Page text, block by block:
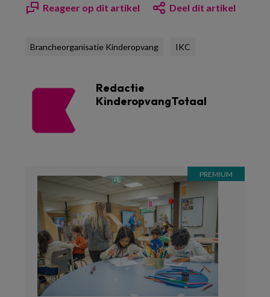
Reageer op dit artikel Deel dit artikel
Brancheorganisatie Kinderopvang IKC
Redactie
KinderopvangTotaal